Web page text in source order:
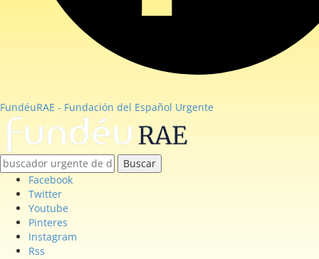
FundéuRAE - Fundación del Español Urgente
Buscar
Facebook
Twitter
Youtube
Pinteres
Instagram
Rss